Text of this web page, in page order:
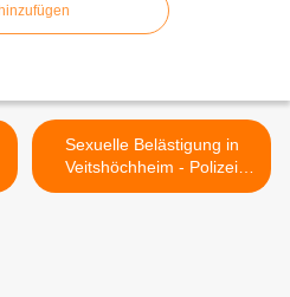
Sexuelle Belästigung in
Veitshöchheim - Polizei
sucht Zeugen >